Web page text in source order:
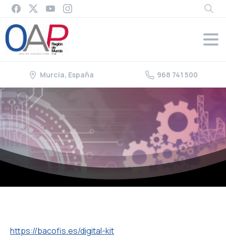
Murcia, España 968 741 500
https://bacofis.es/digital-kit